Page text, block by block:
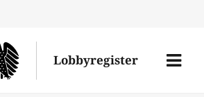
Lobbyregister
Menü